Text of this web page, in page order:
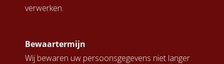
verwerken.
Bewaartermijn
Wij bewaren uw persoonsgegevens niet langer